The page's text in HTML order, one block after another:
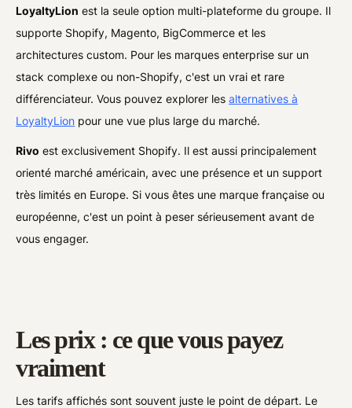
LoyaltyLion est la seule option multi-plateforme du groupe. Il
supporte Shopify, Magento, BigCommerce et les
architectures custom. Pour les marques enterprise sur un
stack complexe ou non-Shopify, c'est un vrai et rare
différenciateur. Vous pouvez explorer lesalternatives à
LoyaltyLion pour une vue plus large du marché.
Rivo est exclusivement Shopify. Il est aussi principalement
orienté marché américain, avec une présence et un support
très limités en Europe. Si vous êtes une marque française ou
européenne, c'est un point à peser sérieusement avant de
vous engager.
Les prix : ce que vous payez
vraiment
Les tarifs affichés sont souvent juste le point de départ. Le